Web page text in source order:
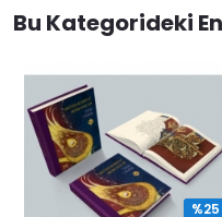
Bu Kategorideki
%25